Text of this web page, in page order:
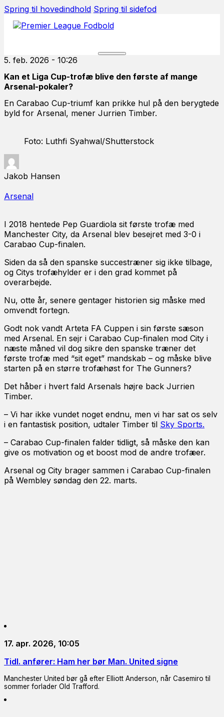
Spring til hovedindhold Spring til sidefod
5. feb. 2026 - 10:26
Kan et Liga Cup-trofæ blive den første af mange
Arsenal-pokaler?
En Carabao Cup-triumf kan prikke hul på den berygtede
byld for Arsenal, mener Jurrien Timber.
Foto: Luthfi Syahwal/Shutterstock
Jakob Hansen
Arsenal
I 2018 hentede Pep Guardiola sit første trofæ med
Manchester City, da Arsenal blev besejret med 3-0 i
Carabao Cup-finalen.
Siden da så den spanske succestræner sig ikke tilbage,
og Citys trofæhylder er i den grad kommet på
overarbejde.
Nu, otte år, senere gentager historien sig måske med
omvendt fortegn.
Godt nok vandt Arteta FA Cuppen i sin første sæson
med Arsenal. En sejr i Carabao Cup-finalen mod City i
næste måned vil dog sikre den spanske træner det
første trofæ med “sit eget” mandskab – og måske blive
starten på en større trofæhøst for The Gunners?
Det håber i hvert fald Arsenals højre back Jurrien
Timber.
– Vi har ikke vundet noget endnu, men vi har sat os selv
i en fantastisk position, udtaler Timber til Sky Sports.
– Carabao Cup-finalen falder tidligt, så måske den kan
give os motivation og et boost mod de andre trofæer.
Arsenal og City brager sammen i Carabao Cup-finalen
på Wembley søndag den 22. marts.
17. apr. 2026, 10:05
Tidl. anfører: Ham her bør Man. United signe
Manchester United bør gå efter Elliott Anderson, når Casemiro til
sommer forlader Old Trafford.